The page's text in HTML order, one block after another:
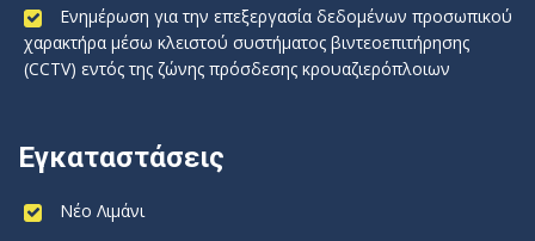
Ενημέρωση για την επεξεργασία δεδομένων προσωπικού
χαρακτήρα μέσω κλειστού συστήματος βιντεοεπιτήρησης
(CCTV) εντός της ζώνης πρόσδεσης κρουαζιερόπλοιων
Εγκαταστάσεις
Νέο Λιμάνι